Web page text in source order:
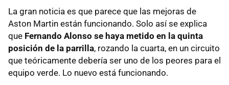
La gran noticia es que parece que las mejoras de
Aston Martin están funcionando. Solo así se explica
que Fernando Alonso se haya metido en la quinta
posición de la parrilla, rozando la cuarta, en un circuito
que teóricamente debería ser uno de los peores para el
equipo verde. Lo nuevo está funcionando.